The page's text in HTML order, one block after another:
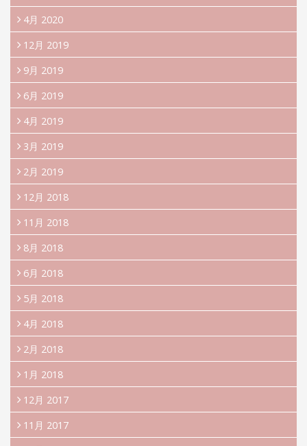
4月 2020
12月 2019
9月 2019
6月 2019
4月 2019
3月 2019
2月 2019
12月 2018
11月 2018
8月 2018
6月 2018
5月 2018
4月 2018
2月 2018
1月 2018
12月 2017
11月 2017